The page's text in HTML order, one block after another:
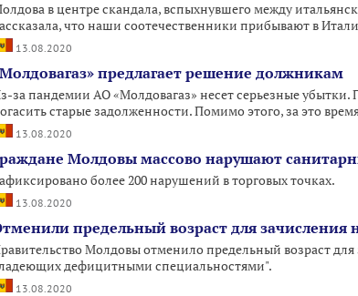
в центре скандала, вспыхнувшего между
что наши соотечественники прибывают в
13.08.2020
предлагает решение должникам
за пандемии АО «Молдовагаз» несет серьезные
старые задолженности. Помимо этого, за это
13.08.2020
Молдовы массово нарушают
более 200 нарушений в торговых точках.
13.08.2020
предельный возраст для зачисления
Молдовы отменило предельный возраст
дефицитными специальностями".
13.08.2020